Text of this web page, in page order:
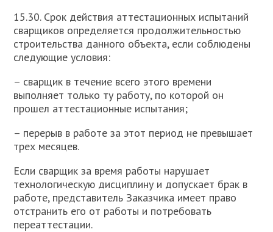
15.30. Срок действия аттестационных испытаний
сварщиков определяется продолжительностью
строительства данного объекта, если соблюдены
следующие условия:
– сварщик в течение всего этого времени
выполняет только ту работу, по которой он
прошел аттестационные испытания;
– перерыв в работе за этот период не превышает
трех месяцев.
Если сварщик за время работы нарушает
технологическую дисциплину и допускает брак в
работе, представитель Заказчика имеет право
отстранить его от работы и потребовать
переаттестации.